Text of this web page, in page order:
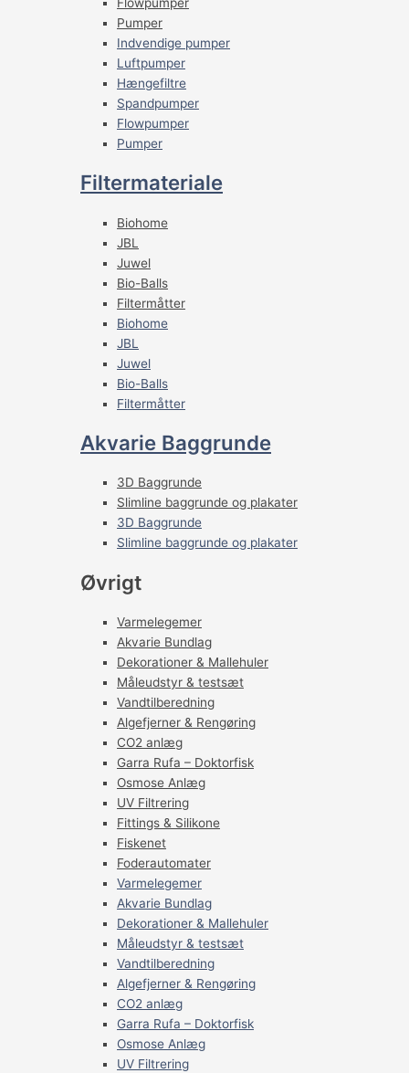
Pumper
Indvendige pumper
Luftpumper
Hængefiltre
Spandpumper
Flowpumper
Pumper
Filtermateriale
Biohome
JBL
Juwel
Bio-Balls
Filtermåtter
Biohome
JBL
Juwel
Bio-Balls
Filtermåtter
Akvarie Baggrunde
3D Baggrunde
Slimline baggrunde og plakater
3D Baggrunde
Slimline baggrunde og plakater
Øvrigt
Varmelegemer
Akvarie Bundlag
Dekorationer & Mallehuler
Måleudstyr & testsæt
Vandtilberedning
Algefjerner & Rengøring
CO2 anlæg
Garra Rufa – Doktorfisk
Osmose Anlæg
UV Filtrering
Fittings & Silikone
Fiskenet
Foderautomater
Varmelegemer
Akvarie Bundlag
Dekorationer & Mallehuler
Måleudstyr & testsæt
Vandtilberedning
Algefjerner & Rengøring
CO2 anlæg
Garra Rufa – Doktorfisk
Osmose Anlæg
UV Filtrering